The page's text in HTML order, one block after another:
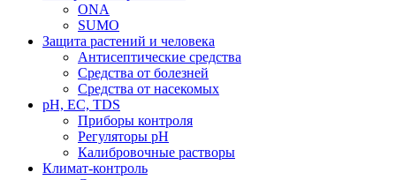
ONA
SUMO
Защита растений и человека
Антисептические средства
Средства от болезней
Средства от насекомых
pH, EC, TDS
Приборы контроля
Регуляторы pH
Калибровочные растворы
Климат-контроль